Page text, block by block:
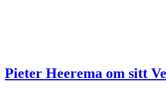
Pieter Heerema om sitt